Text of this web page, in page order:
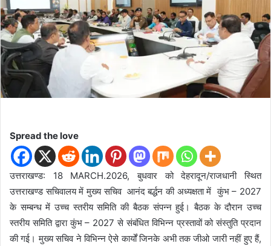
a
n
e
l
Spread the love
उत्तराखण्ड: 18 MARCH.2026, बुधवार को देहरादून/राजधानी स्थित
उत्तराखण्ड सचिवालय में मुख्य सचिव आनंद बर्द्धन की अध्यक्षता में कुंभ – 2027
के सम्बन्ध में उच्च स्तरीय समिति की बैठक संपन्न हुई। बैठक के दौरान उच्च
स्तरीय समिति द्वारा कुंभ – 2027 से संबंधित विभिन्न प्रस्तावों को संस्तुति प्रदान
की गई। मुख्य सचिव ने विभिन्न ऐसे कार्यों जिनके अभी तक जीओ जारी नहीं हुए हैं,